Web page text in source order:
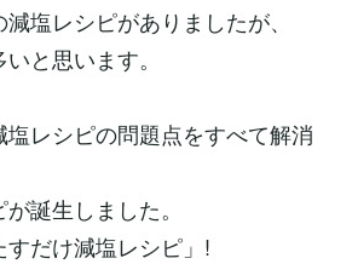
塩レシピがありましたが、
と思います。
レシピの問題点をすべて解消
誕生しました。
だけ減塩レシピ」!